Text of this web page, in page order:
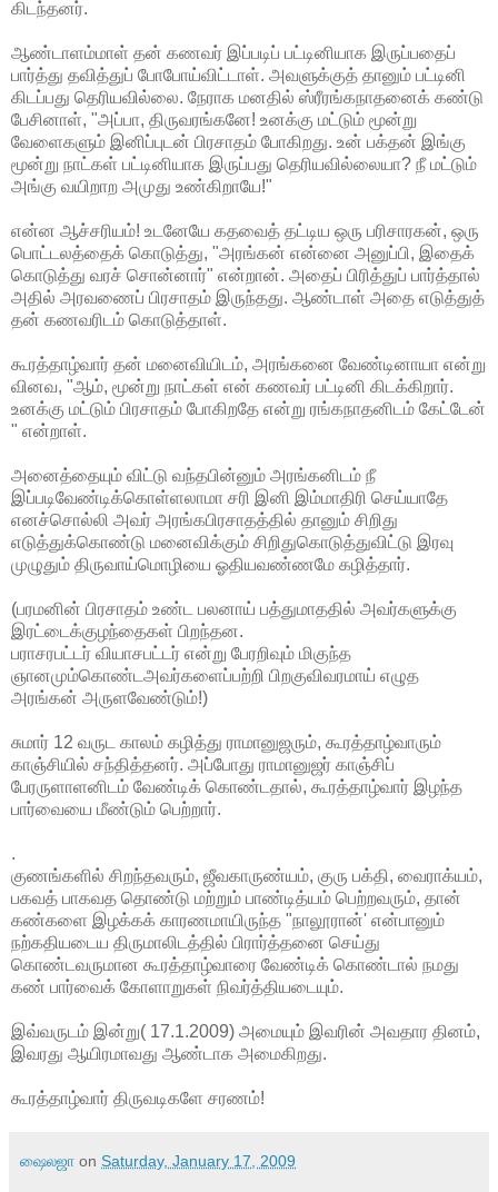
கிடந்தனர்.
ஆண்டாளம்மாள் தன் கணவர் இப்படிப் பட்டினியாக இருப்பதைப்
பார்த்து தவித்துப் போபோய்விட்டாள். அவளுக்குத் தானும் பட்டினி
கிடப்பது தெரியவில்லை. நேராக மனதில் ஸ்ரீரங்கநாதனைக் கண்டு
பேசினாள், "அப்பா, திருவரங்கனே! உனக்கு மட்டும் மூன்று
வேளைகளும் இனிப்புடன் பிரசாதம் போகிறது. உன் பக்தன் இங்கு
மூன்று நாட்கள் பட்டினியாக இருப்பது தெரியவில்லையா? நீ மட்டும்
அங்கு வயிறாற அமுது உண்கிறாயே!"
என்ன ஆச்சரியம்! உடனேயே கதவைத் தட்டிய ஒரு பரிசாரகன், ஒரு
பொட்டலத்தைக் கொடுத்து, "அரங்கன் என்னை அனுப்பி, இதைக்
கொடுத்து வரச் சொன்னார்" என்றான். அதைப் பிரித்துப் பார்த்தால்
அதில் அரவணைப் பிரசாதம் இருந்தது. ஆண்டாள் அதை எடுத்துத்
தன் கணவரிடம் கொடுத்தாள்.
கூரத்தாழ்வார் தன் மனைவியிடம், அரங்கனை வேண்டினாயா என்று
வினவ, "ஆம், மூன்று நாட்கள் என் கணவர் பட்டினி கிடக்கிறார்.
உனக்கு மட்டும் பிரசாதம் போகிறதே என்று ரங்கநாதனிடம் கேட்டேன்
" என்றாள்.
அனைத்தையும் விட்டு வந்தபின்னும் அரங்கனிடம் நீ
இப்படிவேண்டிக்கொள்ளலாமா சரி இனி இம்மாதிரி செய்யாதே
எனச்சொல்லி அவர் அரங்கபிரசாதத்தில் தானும் சிறிது
எடுத்துக்கொண்டு மனைவிக்கும் சிறிதுகொடுத்துவிட்டு இரவு
முழுதும் திருவாய்மொழியை ஓதியவண்ணமே கழித்தார்.
(பரமனின் பிரசாதம் உண்ட பலனாய் பத்துமாததில் அவர்களுக்கு
இரட்டைக்குழந்தைகள் பிறந்தன.
பராசரபட்டர் வியாசபட்டர் என்று பேரறிவும் மிகுந்த
ஞானமும்கொண்டஅவர்களைப்பற்றி பிறகுவிவரமாய் எழுத
அரங்கன் அருளவேண்டும்!)
சுமார் 12 வருட காலம் கழித்து ராமானுஜரும், கூரத்தாழ்வாரும்
காஞ்சியில் சந்தித்தனர். அப்போது ராமானுஜர் காஞ்சிப்
பேரருளாளனிடம் வேண்டிக் கொண்டதால், கூரத்தாழ்வார் இழந்த
பார்வையை மீண்டும் பெற்றார்.
.
குணங்களில் சிறந்தவரும், ஜீவகாருண்யம், குரு பக்தி, வைராக்யம்,
பகவத் பாகவத தொண்டு மற்றும் பாண்டித்யம் பெற்றவரும், தான்
கண்களை இழக்கக் காரணமாயிருந்த "நாலூரான்' என்பானும்
நற்கதியடைய திருமாலிடத்தில் பிரார்த்தனை செய்து
கொண்டவருமான கூரத்தாழ்வாரை வேண்டிக் கொண்டால் நமது
கண் பார்வைக் கோளாறுகள் நிவர்த்தியடையும்.
இவ்வருடம் இன்று( 17.1.2009) அமையும் இவரின் அவதார தினம்,
இவரது ஆயிரமாவது ஆண்டாக அமைகிறது.
கூரத்தாழ்வார் திருவடிகளே சரணம்!
ஷைலஜா on Saturday, January 17, 2009